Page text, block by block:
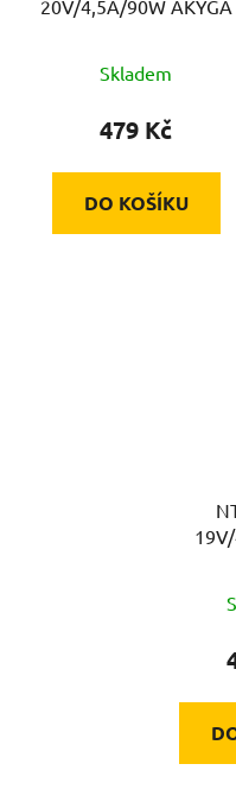
20V/4,5A/90W AKYGA
Skladem
479 Kč
DO KOŠÍKU